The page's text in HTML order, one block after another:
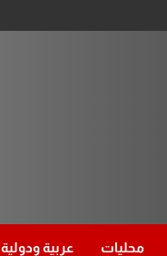
محليات عربية ودولية